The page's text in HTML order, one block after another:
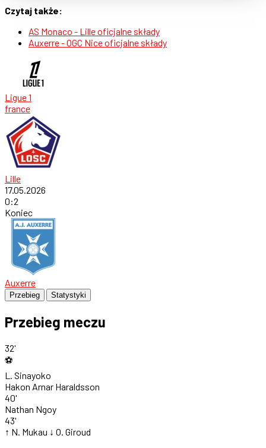
Czytaj także:
AS Monaco - Lille oficjalne składy
Auxerre - OGC Nice oficjalne składy
Ligue 1
france
Lille
17.05.2026
0:2
Koniec
Auxerre
Przebieg Statystyki
Przebieg meczu
32'
⚽
L. Sinayoko
Hakon Arnar Haraldsson
40'
Nathan Ngoy
43'
↑ N. Mukau ↓ O. Giroud